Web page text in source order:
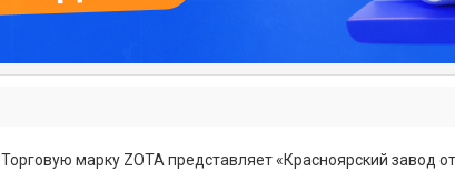
Торговую марку ZOTA представляет «Красноярский завод